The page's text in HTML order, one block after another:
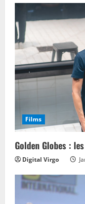
Films
Golden Globes :
Digital Virgo